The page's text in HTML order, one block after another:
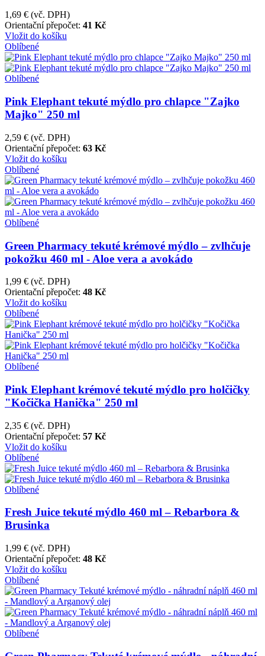
1,69 € (vč. DPH)
Orientační přepočet: 41 Kč
Vložit do košíku
Oblíbené
Oblíbené
Pink Elephant tekuté mýdlo pro chlapce "Zajko
Majko" 250 ml
2,59 € (vč. DPH)
Orientační přepočet: 63 Kč
Vložit do košíku
Oblíbené
Oblíbené
Green Pharmacy tekuté krémové mýdlo – zvlhčuje
pokožku 460 ml - Aloe vera a avokádo
1,99 € (vč. DPH)
Orientační přepočet: 48 Kč
Vložit do košíku
Oblíbené
Oblíbené
Pink Elephant krémové tekuté mýdlo pro holčičky
"Kočička Hanička" 250 ml
2,35 € (vč. DPH)
Orientační přepočet: 57 Kč
Vložit do košíku
Oblíbené
Oblíbené
Fresh Juice tekuté mýdlo 460 ml – Rebarbora &
Brusinka
1,99 € (vč. DPH)
Orientační přepočet: 48 Kč
Vložit do košíku
Oblíbené
Oblíbené